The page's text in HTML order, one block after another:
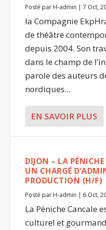
Posté par H-admin |7 Oct,
la Compagnie
de théâtre
depuis 2004. Son
dans le champ de
parole des auteurs
nordiques...
EN SAVOIR PLUS
DIJON – LA
UN CHARGÉ
PRODUCTION (H/F)
Posté par H-admin | 6 Oct,
La Péniche Cancale
culturel et